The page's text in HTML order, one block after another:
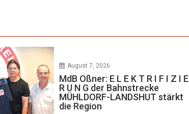
August 7, 2026
MdB Oßner: E L E K T R I F I Z I E
R U N G der Bahnstrecke
MÜHLDORF-LANDSHUT stärkt
die Region